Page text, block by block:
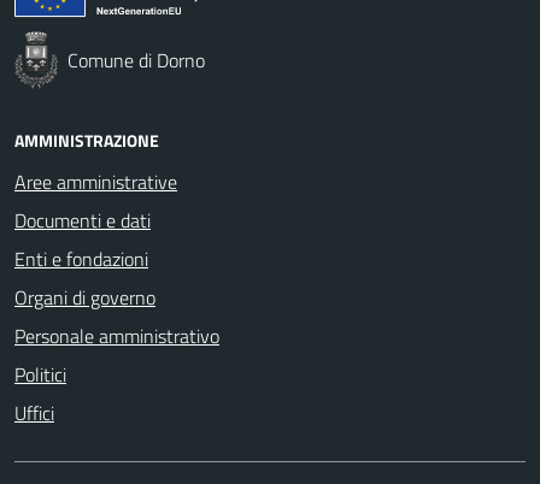
Comune di Dorno
AMMINISTRAZIONE
Aree amministrative
Documenti e dati
Enti e fondazioni
Organi di governo
Personale amministrativo
Politici
Uffici